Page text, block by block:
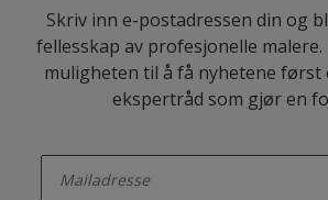
Skriv inn e-postadressen din og
fellesskap av profesjonelle
muligheten til å få nyhetene først
ekspertråd som gjør en